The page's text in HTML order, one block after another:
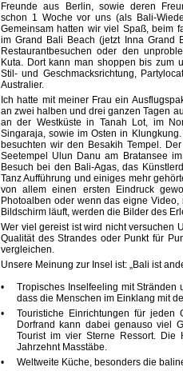
Freunde aus Berlin, sowie deren
schon 1 Woche vor uns (als Bali-
Gemeinsam hatten wir viel Spaß, beim
im Grand Bali Beach (jetzt Inna Grand
Restaurantbesuchen oder den
Kuta. Dort kann man shoppen bis zum
Stil- und Geschmacksrichtung,
Australier.
Ich hatte mit meiner Frau ein
an zwei halben und drei ganzen Tagen
an der Westküste in Tanah Lot, im
Singaraja, sowie im Osten in
besuchten wir den Besakih Tempel.
Seetempel Ulun Danu am Bratansee
Besuch bei den Bali-Agas, das
Tanz Aufführung und einiges mehr
von allem einen ersten Eindruck
Photoalben oder wenn das eigne
Bildschirm läuft, werden die Bilder des
Wer viel gereist ist wird nicht versuchen
Qualität des Strandes oder Punkt für
vergleichen.
Unsere Meinung zur Insel ist: „Bali ist
•
Tropisches Inselfeeling mit Stränden
dass die Menschen im Einklang mit
•
Touristiche Einrichtungen für jeden
Dorfrand kann dabei genauso viel
Tourist im vier Sterne Ressort. Die
Jahrzehnt Masstäbe.
•
Weltweite Küche, besonders die